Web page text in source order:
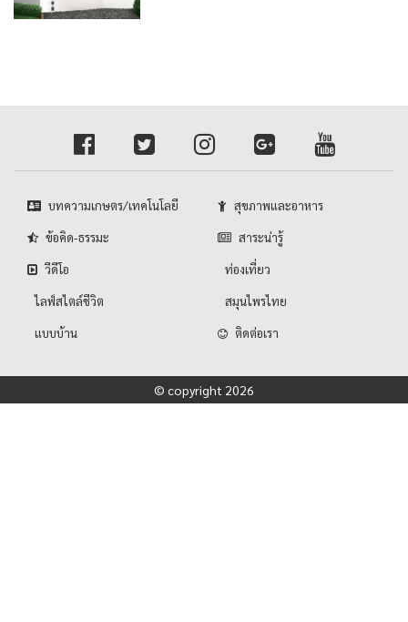
บทความเกษตร/เทคโนโลยี สุขภาพและอาหาร
ข้อคิด-ธรรมะ สาระน่ารู้
วีดีโอ ท่องเที่ยว
ไลฟ์สไตล์ชีวิต สมุนไพรไทย
แบบบ้าน ติดต่อเรา
© copyright 2026